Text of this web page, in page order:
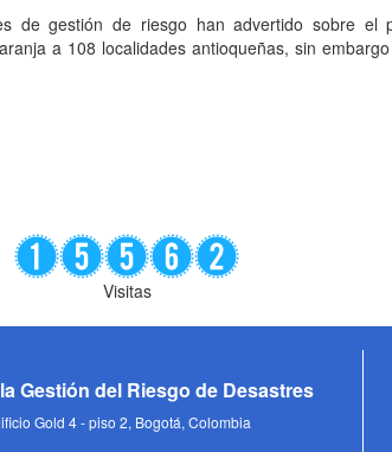
de gestión de riesgo han advertido sobre el
a 108 localidades antioqueñas, sin
Visitas
Gestión del Riesgo de Desastres
Gold 4 - piso 2, Bogotá, Colombia